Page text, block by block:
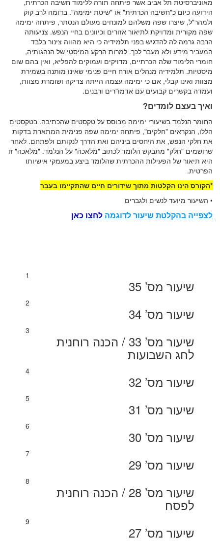
מאוניברסיטת תל אביב אשר פיתחה תורה ללימוד חשיבה הכרתית,
הידועה כיום כ"חשיבה הכרתית" או "שיטת ימימה". בדומה לרב קוק
ולמהר"ל, שיצרו שפה משלהם למונחים מעולם הנסתר, פיתחה ימימה
שפה מקורית ומדויקת לתיאור אזורים וכיוונים בחיי הנפש. צניעותה
הרבה גרמה לה להדגיש בפני תלמידיה כי היא מהווה צינור בלבד
המעביר מידע ולא מעבר לכך. למרות הרקע המיסטי של הנהגותיה,
חומרי הלימוד שלה הכרתיים, מדויקים ועמוקים להפליא, ואין בהם שום
מיסטיות. תלמידיה מנהלים אורח חיים פנימי שאינו מותנה בשמירת
מצוות ואינו קבלי, אם כי ימימה עצמה הייתה צדיקה ושומרת מצוות,
ועמדה בקשרים קבועים עם אדמו"רים ורבנים.
ואיך בעצם לומדים?
החומר הנלמד בשיעורי ימימה מבוסס על טקסטים שהכתיבה. בטקסטים
הללו, הנקראים "חלקים", פיתחה ימימה שפה פנימית המתארת בדקות
את חלקי הנפש, את היחסים ביניהם ואת הדרך לנקותם ולפתחם. לאחר
שרושמים "חלק" מתבקש הלומד לכתוב "מלאכה" על הנלמד. "מלאכה" זו
היא תיאור של הפעילות ההכרתית שהלומד ביצע במעמקי אישיותו
הפרטית.
*הקורס הינו הקלטות מתוך שידורים חיים שהתקיימו בעבר
• השיעור מיועד לנשים ולגברים
לצפייה בהקלטת שיעור לדוגמה לחצו כאן
1
שיעור מס’ 35
2
שיעור מס’ 34
3
שיעור מס’ 33 / הכנה רוחנית
לחג השבועות
4
שיעור מס’ 32
5
שיעור מס’ 31
6
שיעור מס’ 30
7
שיעור מס’ 29
8
שיעור מס’ 28 / הכנה רוחנית
לפסח
9
שיעור מס’ 27